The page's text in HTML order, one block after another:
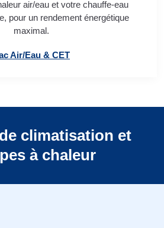
air/eau et votre chauffe-eau
pour un rendement énergétique
maximal.
Air/Eau & CET
climatisation et
à chaleur